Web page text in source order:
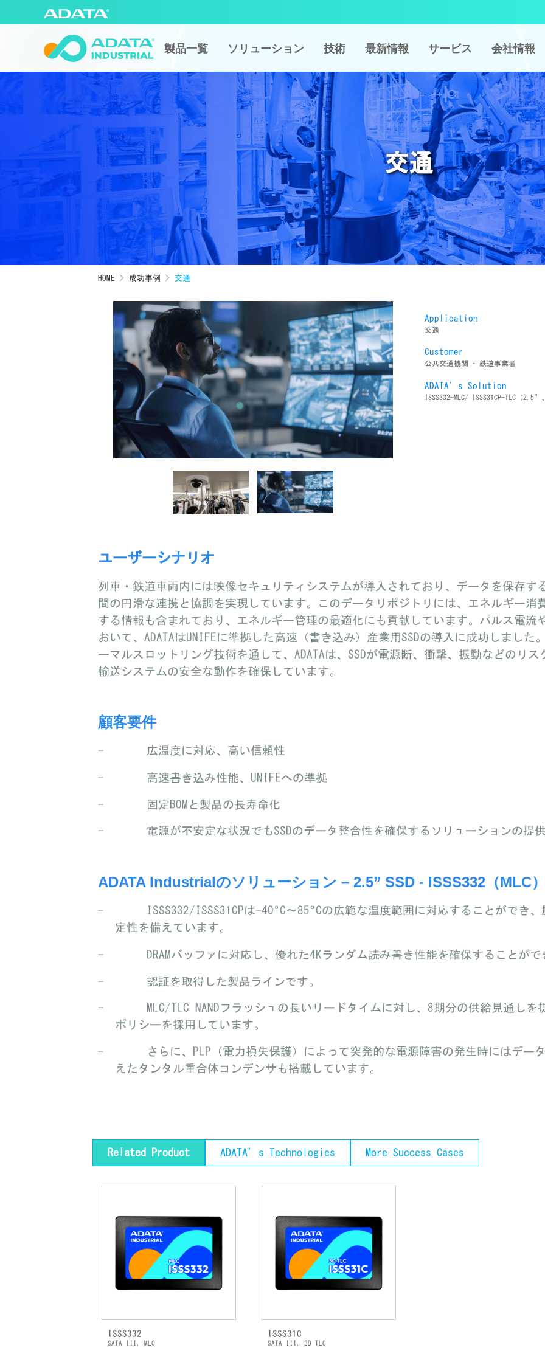
製品一覧 ソリューション 技術 最新情報 サービス 会社情報
交通
HOME 成功事例 交通
Application
交通
Customer
公共交通機関 – 鉄道事業者
ADATA’s Solution
ISSS332-MLC/ ISSS31CP-TLC（2.5”
ユーザーシナリオ
列車・鉄道車両内には映像セキュリティシステムが導入されており、データを保存す
間の円滑な連携と協調を実現しています。このデータリポジトリには、エネルギー消
する情報も含まれており、エネルギー管理の最適化にも貢献しています。パルス電流
おいて、ADATAはUNIFEに準拠した高速（書き込み）産業用SSDの導入に成功しました
ーマルスロットリング技術を通して、ADATAは、SSDが電源断、衝撃、振動などのリ
輸送システムの安全な動作を確保しています。
顧客要件
- 広温度に対応、高い信頼性
- 高速書き込み性能、UNIFEへの準拠
- 固定BOMと製品の長寿命化
- 電源が不安定な状況でもSSDのデータ整合性を確保するソリューションの提供
ADATA Industrialのソリューション – 2.5” SSD - ISSS332（MLC）
- ISSS332/ISSS31CPは-40ºC～85ºCの広範な温度範囲に対応することができ、
定性を備えています。
- DRAMバッファに対応し、優れた4Kランダム読み書き性能を確保することがで
- 認証を取得した製品ラインです。
- MLC/TLC NANDフラッシュの長いリードタイムに対し、8期分の供給見通しを提
ポリシーを採用しています。
- さらに、PLP（電力損失保護）によって突発的な電源障害の発生時にはデータ
えたタンタル重合体コンデンサも搭載しています。
Related Product ADATA’s Technologies More Success Cases
ISSS332
SATA III, MLC
ISSS31C
SATA III, 3D TLC